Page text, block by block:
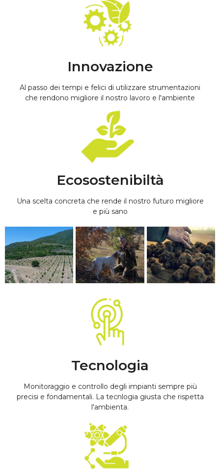
Innovazione
Al passo dei tempi e felici di utilizzare strumentazioni
che rendono migliore il nostro lavoro e l'ambiente
Ecosostenibiltà
Una scelta concreta che rende il nostro futuro migliore
e più sano
Tecnologia
Monitoraggio e controllo degli impianti sempre più
precisi e fondamentali. La tecnlogia giusta che rispetta
l'ambienta.